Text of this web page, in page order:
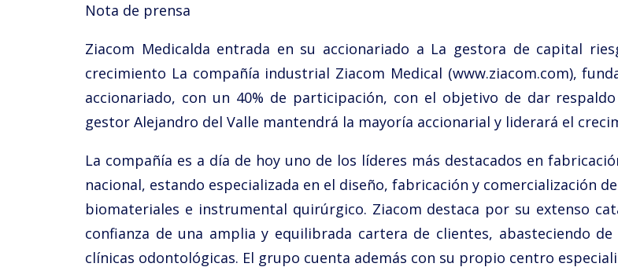
Nota de prensa
Ziacom Medicalda entrada en su accionariado a La gestora de capital
crecimiento La compañía industrial Ziacom Medical (www.ziacom.com),
accionariado, con un 40% de participación, con el objetivo de dar
gestor Alejandro del Valle mantendrá la mayoría accionarial y liderará el
La compañía es a día de hoy uno de los líderes más destacados en
nacional, estando especializada en el diseño, fabricación y comercialización
biomateriales e instrumental quirúrgico. Ziacom destaca por su extenso
confianza de una amplia y equilibrada cartera de clientes, abasteciendo
clínicas odontológicas. El grupo cuenta además con su propio centro